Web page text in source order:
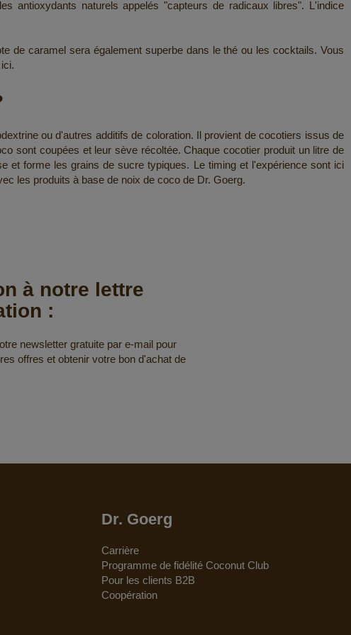
antioxydants naturels appelés "capteurs de radicaux libres". L'indice
de caramel sera également superbe dans le thé ou les cocktails. Vous
ou d'autres additifs de coloration. Il provient de cocotiers issus de
sont coupées et leur sève récoltée. Chaque cocotier produit un litre de
et forme les grains de sucre typiques. Le timing et l'expérience sont ici
les produits à base de noix de coco de Dr. Goerg.
à notre lettre
:
newsletter gratuite par e-mail pour
offres et obtenir votre bon d'achat de
Dr. Goerg
Carrière
Programme de fidélité Coconut Club
Pour les clients B2B
Coopération